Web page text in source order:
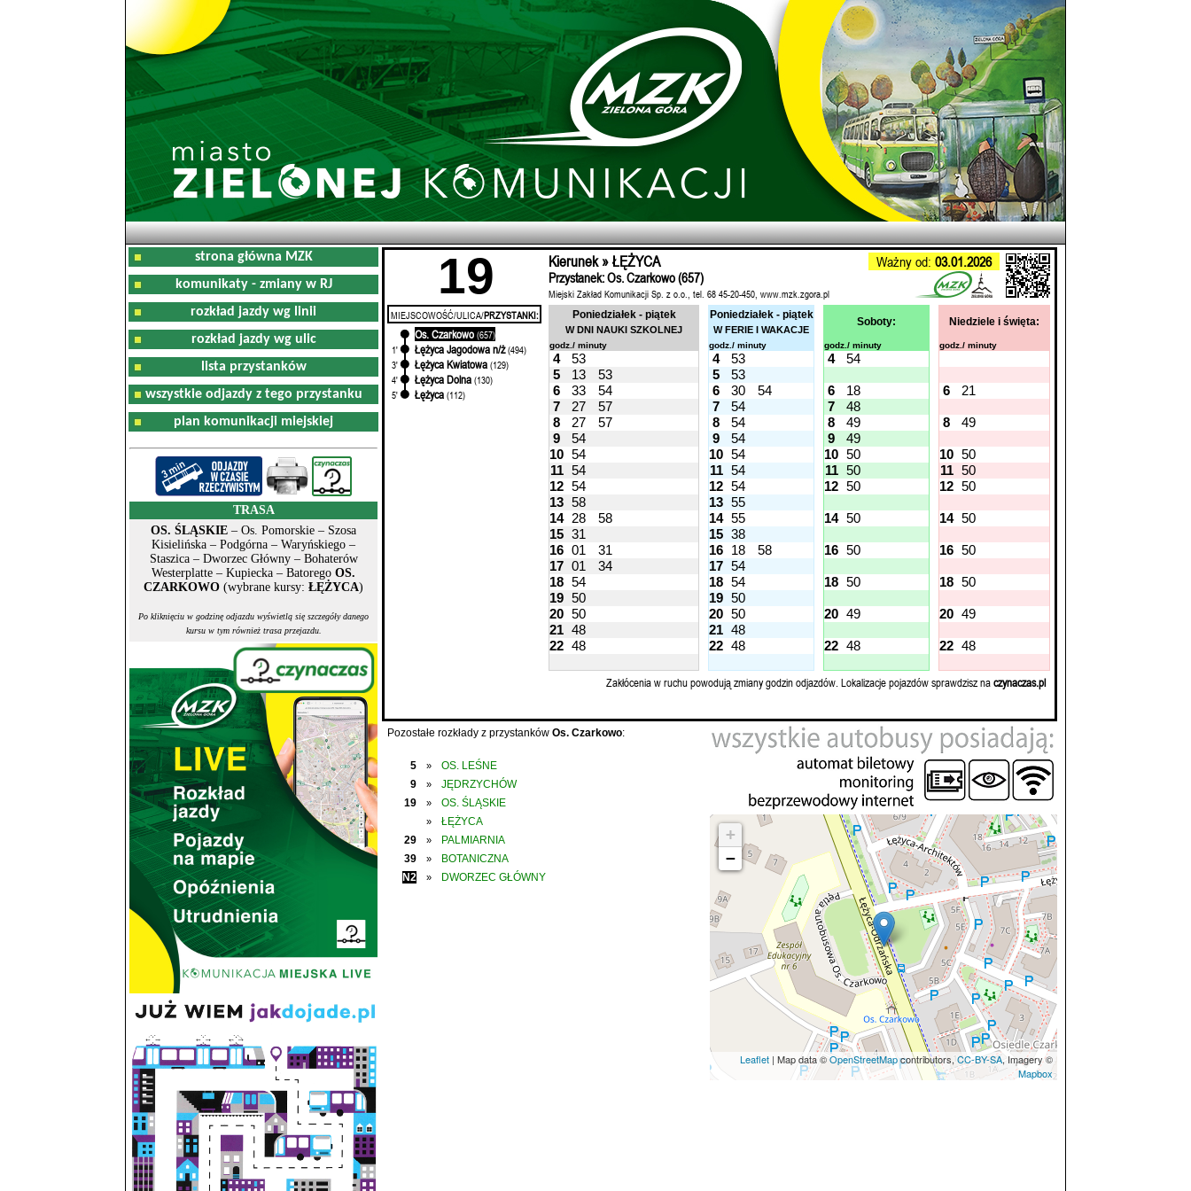
strona główna MZK
komunikaty - zmiany w RJ
rozkład jazdy wg linii
rozkład jazdy wg ulic
lista przystanków
wszystkie odjazdy z tego przystanku
plan komunikacji miejskiej
TRASA
OS. ŚLĄSKIE – Os. Pomorskie – Szosa
Kisielińska – Podgórna – Waryńskiego –
Staszica – Dworzec Główny – Bohaterów
Westerplatte – Kupiecka – Batorego OS.
CZARKOWO (wybrane kursy: ŁĘŻYCA)
Po kliknięciu w godzinę odjazdu wyświetlą się szczegóły danego
kursu w tym również trasa przejazdu.
19 Kierunek » ŁĘŻYCA Ważny od: 03.01.2026
Przystanek: Os. Czarkowo (657)
Miejski Zakład Komunikacji Sp. z o.o., tel. 68 45-20-450, www.mzk.zgora.pl
MIEJSCOWOŚĆ/ULICA/PRZYSTANKI:
Os. Czarkowo (657)
1'
Łężyca Jagodowa n/ż (494)
3'
Łężyca Kwiatowa (129)
4'
Łężyca Dolna (130)
5'
Łężyca (112)
Poniedziałek - piątek
W DNI NAUKI SZKOLNEJ
Poniedziałek - piątek
W FERIE I WAKACJE
Soboty: Niedziele i święta:
godz./ minuty godz./ minuty godz./ minuty godz./ minuty
4 53 4 53 4
54
5
13 53 5
53
6
33 54 6 30 54 6 18 6
21
7
27 57 7 54 7
48
8
27 57 8 54 8 49 8
49
9
54 9 54 9
49
10 54 10 54 10 50 10 50
11 54 11 54 11 50 11 50
12 54 12 54 12 50 12 50
13 58 13 55
14 28 58 14 55 14 50 14 50
15 31 15 38
16 01 31 16 18 58 16 50 16 50
17 01 34 17 54
18 54 18 54 18 50 18 50
19 50 19 50
20 50 20 50 20 49 20 49
21 48 21 48
22 48 22 48 22 48 22 48
Zakłócenia w ruchu powodują zmiany godzin odjazdów. Lokalizacje pojazdów sprawdzisz naczynaczas.pl
Pozostałe rozkłady z przystanków Os. Czarkowo:
5 »
OS. LEŚNE
9
»
JĘDRZYCHÓW
19
» OS. ŚLĄSKIE
»
ŁĘŻYCA
29
»
PALMIARNIA
39
»
BOTANICZNA
N2
» DWORZEC GŁÓWNY
+
−
Leaflet | Map data ©OpenStreetMapcontributors,CC-BY-SA, Imagery ©
Mapbox